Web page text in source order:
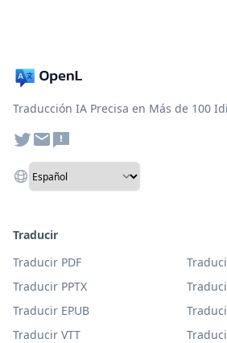
Traducción IA Precisa en Más de 100
Traducir
Traducir PDF
Traducir PPTX
Traducir EPUB
Traducir VTT